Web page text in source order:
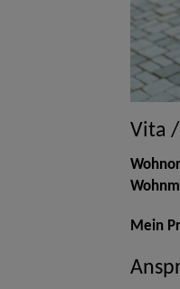
Vita
Mein